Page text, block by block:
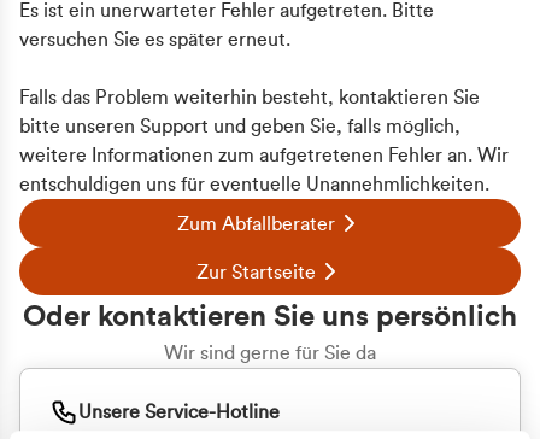
Es ist ein unerwarteter Fehler aufgetreten. Bitte
versuchen Sie es später erneut.
Falls das Problem weiterhin besteht, kontaktieren Sie
bitte unseren Support und geben Sie, falls möglich,
weitere Informationen zum aufgetretenen Fehler an. Wir
entschuldigen uns für eventuelle Unannehmlichkeiten.
Zum Abfallberater
Zur Startseite
Oder kontaktieren Sie uns persönlich
Wir sind gerne für Sie da
Unsere Service-Hotline